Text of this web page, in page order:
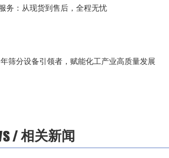
务：从现货到售后，全程无忧
筛分设备引领者，赋能化工产业高质量发展
相关新闻